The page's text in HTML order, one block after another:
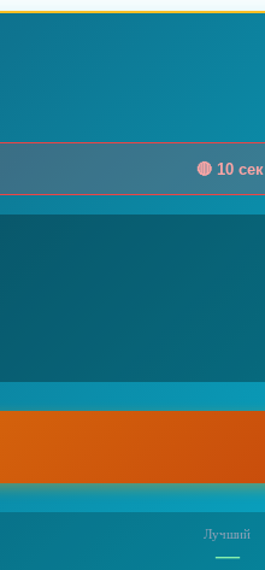
🔴 10 сек
Лучший
—